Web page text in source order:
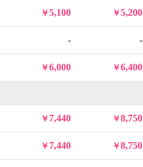
5,100 5,200
- -
6,000 6,400
7,440 8,750
7,440 8,750